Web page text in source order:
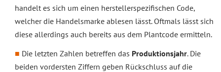
handelt es sich um einen herstellerspezifischen Code,
welcher die Handelsmarke ablesen lässt. Oftmals lässt sich
diese allerdings auch bereits aus dem Plantcode ermitteln.
Die letzten Zahlen betreffen das Produktionsjahr. Die
beiden vordersten Ziffern geben Rückschluss auf die